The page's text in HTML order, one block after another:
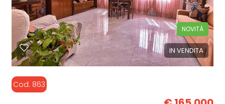
IN VENDITA
NOVITÀ
Cod. 863